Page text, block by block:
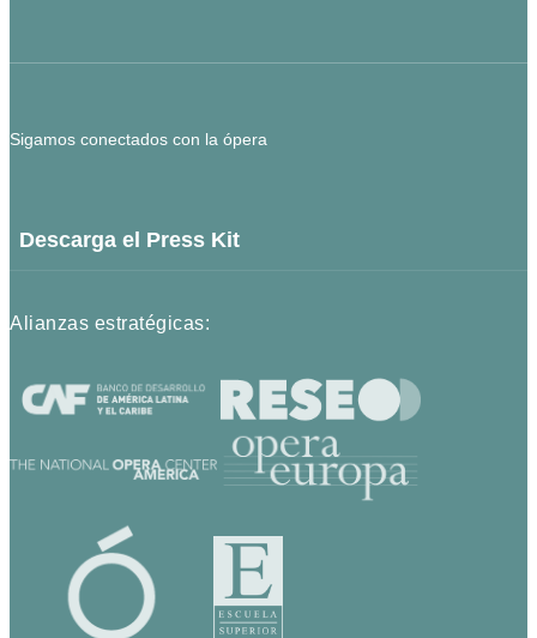
Sigamos conectados con la ópera
Descarga el Press Kit
Alianzas estratégicas: